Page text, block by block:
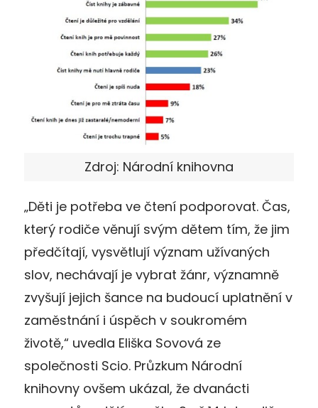
Zdroj: Národní knihovna
„Děti je potřeba ve čtení podporovat. Čas,
který rodiče věnují svým dětem tím, že jim
předčítají, vysvětlují význam užívaných
slov, nechávají je vybrat žánr, významně
zvyšují jejich šance na budoucí uplatnění v
zaměstnání i úspěch v soukromém
životě,“ uvedla Eliška Sovová ze
společnosti Scio. Průzkum Národní
knihovny ovšem ukázal, že dvanácti